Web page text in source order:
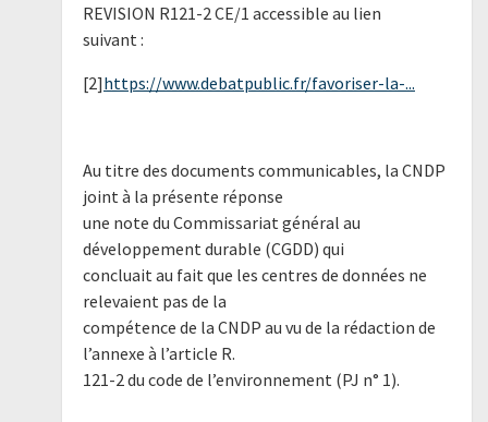
REVISION R121-2 CE/1 accessible au lien
suivant :
[2]https://www.debatpublic.fr/favoriser-la-...
Au titre des documents communicables, la CNDP
joint à la présente réponse
une note du Commissariat général au
développement durable (CGDD) qui
concluait au fait que les centres de données ne
relevaient pas de la
compétence de la CNDP au vu de la rédaction de
l’annexe à l’article R.
121-2 du code de l’environnement (PJ n° 1).